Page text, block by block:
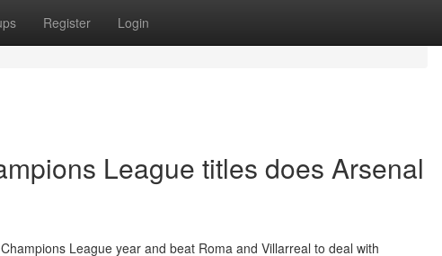
Register Login
League titles does Arsenal
League year and beat Roma and Villarreal to deal with